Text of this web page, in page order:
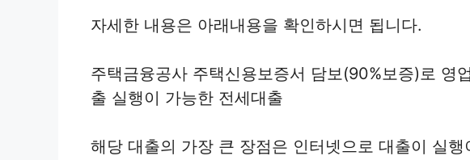
자세한 내용은 아래내용을 확인하시면 됩니다.
주택금융공사 주택신용보증서 담보(90%보증)로 영
출 실행이 가능한 전세대출
해당 대출의 가장 큰 장점은 인터넷으로 대출이 실